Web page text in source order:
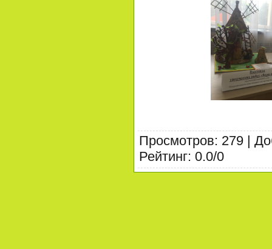
Просмотров: 279 |
Рейтинг: 0.0/0